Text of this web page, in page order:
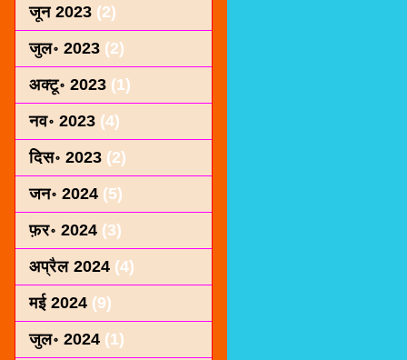
जून 2023 (2)
जुल॰ 2023 (2)
अक्टू॰ 2023 (1)
नव॰ 2023 (4)
दिस॰ 2023 (2)
जन॰ 2024 (5)
फ़र॰ 2024 (3)
अप्रैल 2024 (4)
मई 2024 (9)
जुल॰ 2024 (1)